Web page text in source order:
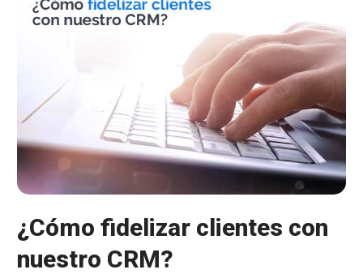
¿Cómo fidelizar clientes con
nuestro CRM?